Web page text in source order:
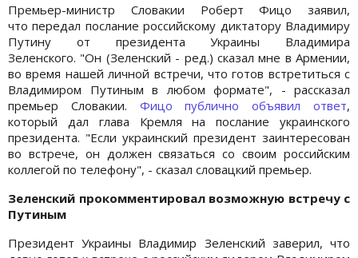
Премьер-министр Словакии Роберт Фицо заявил,
что передал послание российскому диктатору Владимиру
Путину от президента Украины Владимира
Зеленского. "Он (Зеленский - ред.) сказал мне в Армении,
во время нашей личной встречи, что готов встретиться с
Владимиром Путиным в любом формате", - рассказал
премьер Словакии. Фицо публично объявил ответ,
который дал глава Кремля на послание украинского
президента. "Если украинский президент заинтересован
во встрече, он должен связаться со своим российским
коллегой по телефону", - сказал словацкий премьер.
Зеленский прокомментировал возможную встречу с
Путиным
Президент Украины Владимир Зеленский заверил, что